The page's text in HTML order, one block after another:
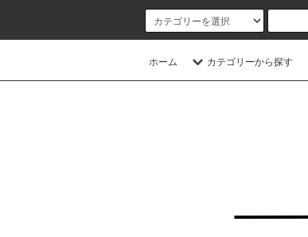
ホーム カテゴリーから探す